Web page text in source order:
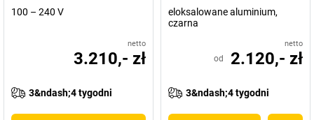
100 – 240 V
netto
3.210,- zł
3&ndash;4 tygodni
eloksalowane aluminium,
czarna
netto
od 2.120,- zł
3&ndash;4 tygodni